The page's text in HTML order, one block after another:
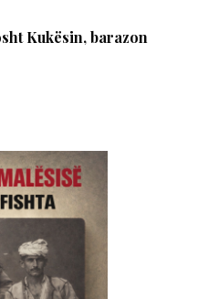
Kukësin, barazon